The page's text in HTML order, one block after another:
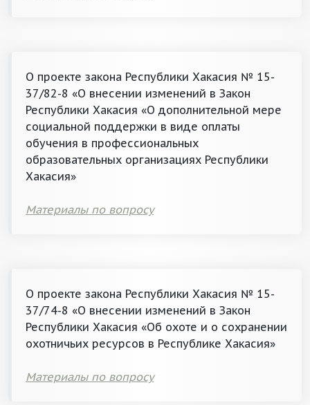
О проекте закона Республики Хакасия № 15-
37/82-8 «О внесении изменений в Закон
Республики Хакасия «О дополнительной мере
социальной поддержки в виде оплаты
обучения в профессиональных
образовательных организациях Республики
Хакасия»
Материалы по вопросу
О проекте закона Республики Хакасия № 15-
37/74-8 «О внесении изменений в Закон
Республики Хакасия «Об охоте и о сохранении
охотничьих ресурсов в Республике Хакасия»
Материалы по вопросу